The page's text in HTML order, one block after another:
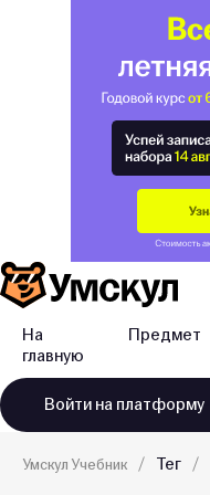
На
главную
Предмет
Войти на платформу
Умскул Учебник Тег